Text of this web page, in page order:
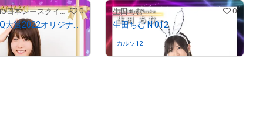
Adam byGMO日本レースクイーン大賞2022 0
宮瀬七海 RQ大賞2022オリジナルNFTトレカ
が保有中
生田ちむ 0
生田ちむ N 012
カルソ12 さんが保有中